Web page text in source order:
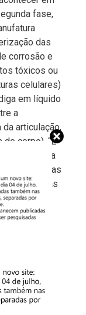
fase,
das
corrosão e
tóxicos ou
celulares)
em líquido
a
articulação,
corpo). “É
a segunda
as metas
das